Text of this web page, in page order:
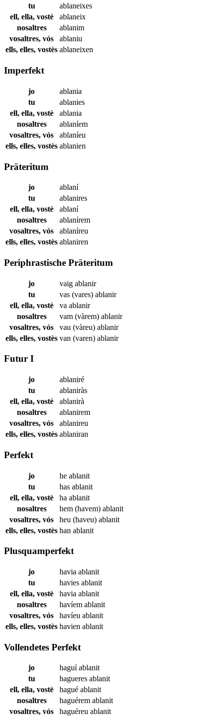
tu
ablaneixes
ell, ella, vostè
ablaneix
nosaltres
ablanim
vosaltres, vós
ablaniu
ells, elles, vostès ablaneixen
Imperfekt
jo
ablania
tu
ablanies
ell, ella, vostè
ablania
nosaltres
ablaníem
vosaltres, vós
ablaníeu
ells, elles, vostès ablanien
Präteritum
jo
ablaní
tu
ablanires
ell, ella, vostè
ablaní
nosaltres
ablanírem
vosaltres, vós
ablaníreu
ells, elles, vostès ablaniren
Periphrastische Präteritum
jo vaig ablanir
tu
vas (vares) ablanir
ell, ella, vostè
va ablanir
nosaltres
vam (vàrem) ablanir
vosaltres, vós
vau (vàreu) ablanir
ells, elles, vostès van (varen) ablanir
Futur I
jo
ablaniré
tu
ablaniràs
ell, ella, vostè
ablanirà
nosaltres
ablanirem
vosaltres, vós
ablanireu
ells, elles, vostès ablaniran
Perfekt
jo he ablanit
tu
has ablanit
ell, ella, vostè
ha ablanit
nosaltres
hem (havem) ablanit
vosaltres, vós
heu (haveu) ablanit
ells, elles, vostès han ablanit
Plusquamperfekt
jo havia ablanit
tu
havies ablanit
ell, ella, vostè
havia ablanit
nosaltres
havíem ablanit
vosaltres, vós
havíeu ablanit
ells, elles, vostès havien ablanit
Vollendetes Perfekt
jo haguíablanit
tu
hagueres ablanit
ell, ella, vostè
hagué ablanit
nosaltres
haguérem ablanit
vosaltres, vós
haguéreu ablanit